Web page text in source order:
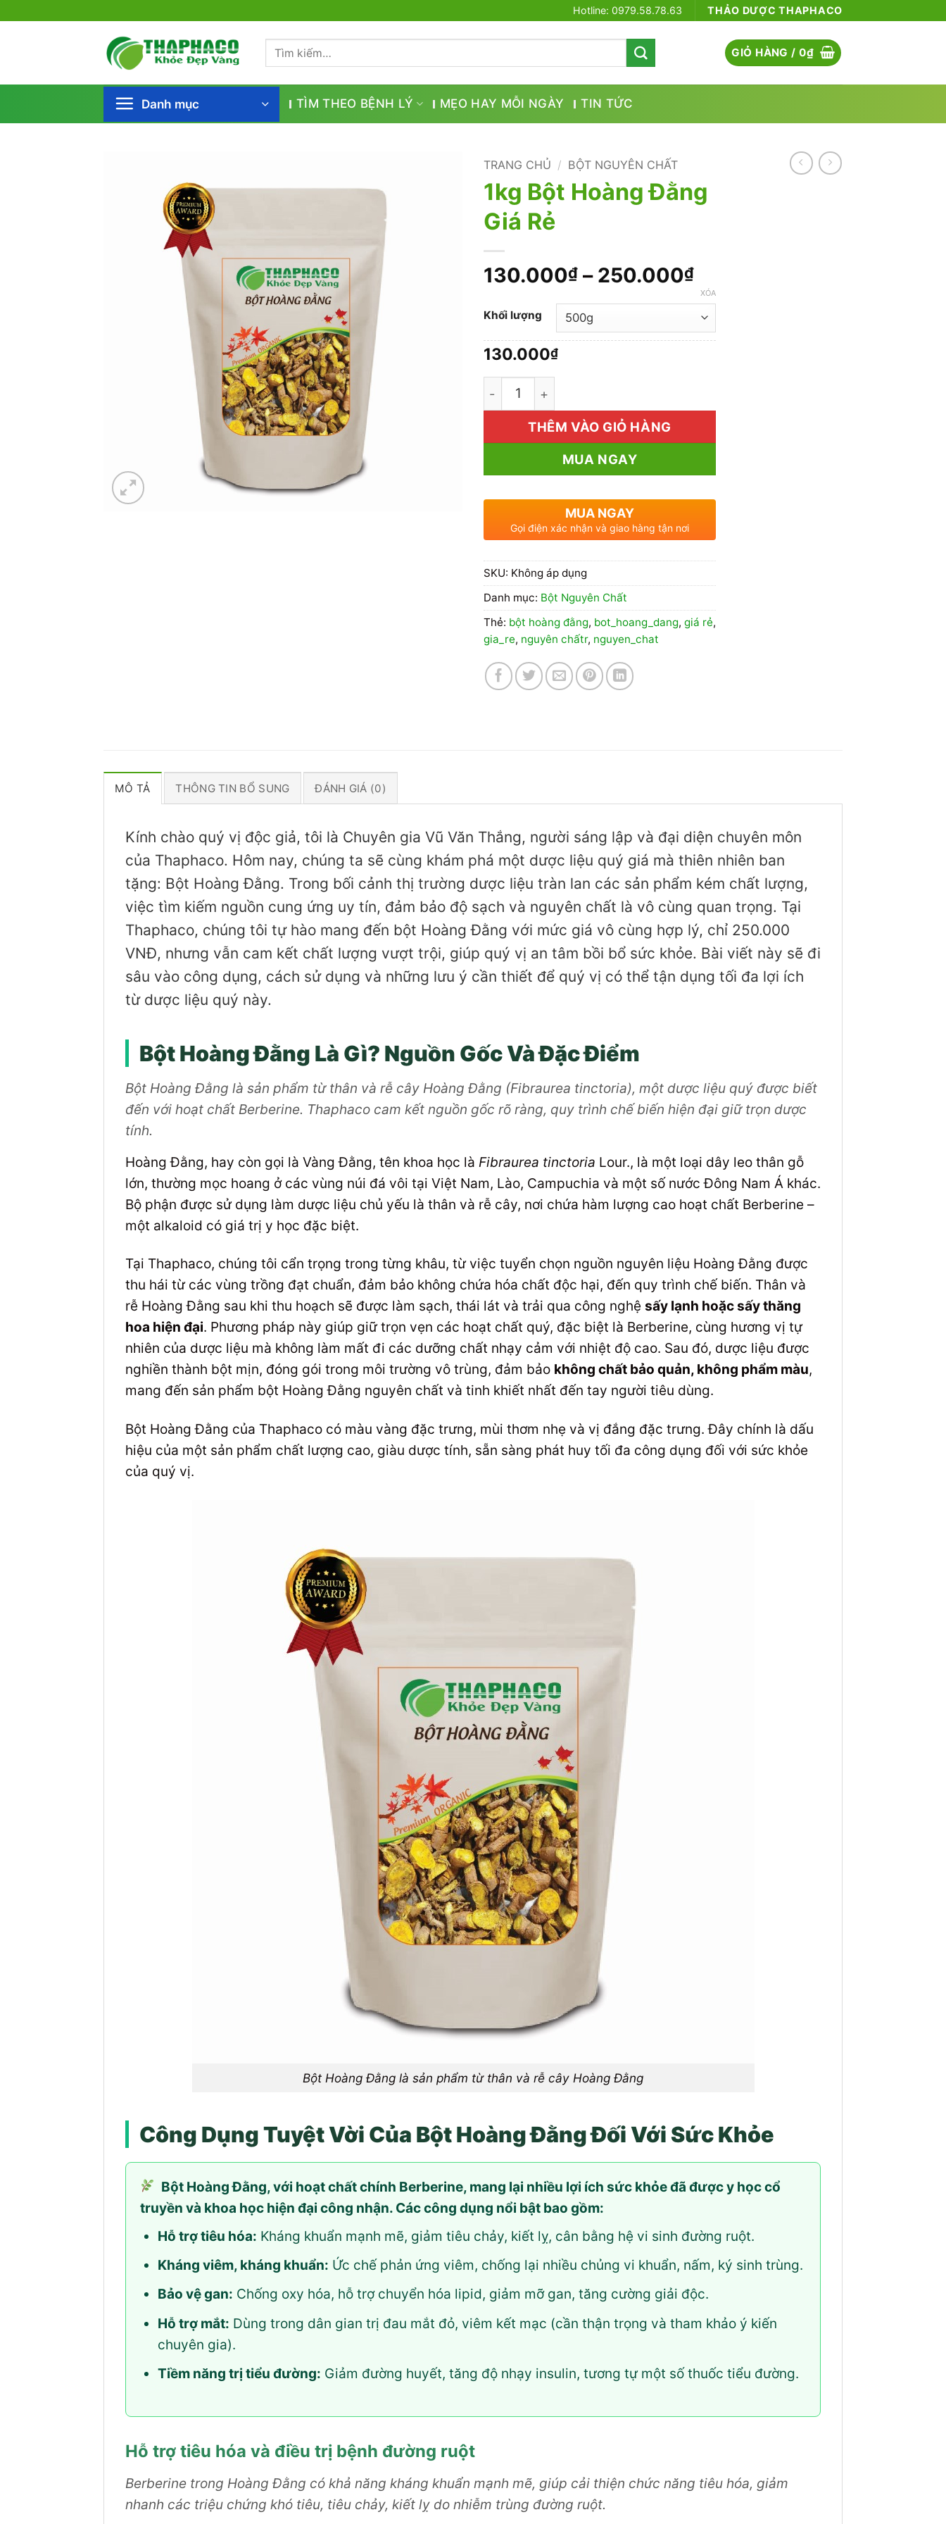
Hotline: 0979.58.78.63 THẢO DƯỢC THAPHACO
Tìm
GIỎ HÀNG /0₫
Danh mục TÌM THEO BỆNH LÝ MẸO HAY MỖI NGÀY TIN TỨC
TRANG CHỦ / BỘT NGUYÊN CHẤT
1kg Bột Hoàng Đằng
Giá Rẻ
130.000₫ – 250.000₫Khoảng
giá:
từ
130.000₫
Khối lượng
XÓA
130.000₫
1kg Bột Hoàng Đằng Giá Rẻ số lượng
THÊM VÀO GIỎ HÀNG
MUA NGAY
MUA NGAY
Gọi điện xác nhận và giao hàng tận nơi
SKU: Không áp dụng
Danh mục: Bột Nguyên Chất
Thẻ: bột hoàng đằng, bot_hoang_dang, giá rẻ,
gia_re, nguyên chấtr, nguyen_chat
MÔ TẢ THÔNG TIN BỔ SUNG ĐÁNH GIÁ (0)
Kính chào quý vị độc giả, tôi là Chuyên gia Vũ Văn Thắng, người sáng lập và đại diện chuyên môn
của Thaphaco. Hôm nay, chúng ta sẽ cùng khám phá một dược liệu quý giá mà thiên nhiên ban
tặng: Bột Hoàng Đằng. Trong bối cảnh thị trường dược liệu tràn lan các sản phẩm kém chất lượng,
việc tìm kiếm nguồn cung ứng uy tín, đảm bảo độ sạch và nguyên chất là vô cùng quan trọng. Tại
Thaphaco, chúng tôi tự hào mang đến bột Hoàng Đằng với mức giá vô cùng hợp lý, chỉ 250.000
VNĐ, nhưng vẫn cam kết chất lượng vượt trội, giúp quý vị an tâm bồi bổ sức khỏe. Bài viết này sẽ đi
sâu vào công dụng, cách sử dụng và những lưu ý cần thiết để quý vị có thể tận dụng tối đa lợi ích
từ dược liệu quý này.
Bột Hoàng Đằng Là Gì? Nguồn Gốc Và Đặc Điểm
Bột Hoàng Đằng là sản phẩm từ thân và rễ cây Hoàng Đằng (Fibraurea tinctoria), một dược liệu quý được biết
đến với hoạt chất Berberine. Thaphaco cam kết nguồn gốc rõ ràng, quy trình chế biến hiện đại giữ trọn dược
tính.
Hoàng Đằng, hay còn gọi là Vàng Đằng, tên khoa học là Fibraurea tinctoria Lour., là một loại dây leo thân gỗ
lớn, thường mọc hoang ở các vùng núi đá vôi tại Việt Nam, Lào, Campuchia và một số nước Đông Nam Á khác.
Bộ phận được sử dụng làm dược liệu chủ yếu là thân và rễ cây, nơi chứa hàm lượng cao hoạt chất Berberine –
một alkaloid có giá trị y học đặc biệt.
Tại Thaphaco, chúng tôi cẩn trọng trong từng khâu, từ việc tuyển chọn nguồn nguyên liệu Hoàng Đằng được
thu hái từ các vùng trồng đạt chuẩn, đảm bảo không chứa hóa chất độc hại, đến quy trình chế biến. Thân và
rễ Hoàng Đằng sau khi thu hoạch sẽ được làm sạch, thái lát và trải qua công nghệ sấy lạnh hoặc sấy thăng
hoa hiện đại. Phương pháp này giúp giữ trọn vẹn các hoạt chất quý, đặc biệt là Berberine, cùng hương vị tự
nhiên của dược liệu mà không làm mất đi các dưỡng chất nhạy cảm với nhiệt độ cao. Sau đó, dược liệu được
nghiền thành bột mịn, đóng gói trong môi trường vô trùng, đảm bảo không chất bảo quản, không phẩm màu,
mang đến sản phẩm bột Hoàng Đằng nguyên chất và tinh khiết nhất đến tay người tiêu dùng.
Bột Hoàng Đằng của Thaphaco có màu vàng đặc trưng, mùi thơm nhẹ và vị đắng đặc trưng. Đây chính là dấu
hiệu của một sản phẩm chất lượng cao, giàu dược tính, sẵn sàng phát huy tối đa công dụng đối với sức khỏe
của quý vị.
Bột Hoàng Đằng là sản phẩm từ thân và rễ cây Hoàng Đằng
Công Dụng Tuyệt Vời Của Bột Hoàng Đằng Đối Với Sức Khỏe
Bột Hoàng Đằng, với hoạt chất chính Berberine, mang lại nhiều lợi ích sức khỏe đã được y học cổ
truyền và khoa học hiện đại công nhận. Các công dụng nổi bật bao gồm:
Hỗ trợ tiêu hóa: Kháng khuẩn mạnh mẽ, giảm tiêu chảy, kiết lỵ, cân bằng hệ vi sinh đường ruột.
Kháng viêm, kháng khuẩn: Ức chế phản ứng viêm, chống lại nhiều chủng vi khuẩn, nấm, ký sinh trùng.
Bảo vệ gan: Chống oxy hóa, hỗ trợ chuyển hóa lipid, giảm mỡ gan, tăng cường giải độc.
Hỗ trợ mắt: Dùng trong dân gian trị đau mắt đỏ, viêm kết mạc (cần thận trọng và tham khảo ý kiến
chuyên gia).
Tiềm năng trị tiểu đường: Giảm đường huyết, tăng độ nhạy insulin, tương tự một số thuốc tiểu đường.
Hỗ trợ tiêu hóa và điều trị bệnh đường ruột
Berberine trong Hoàng Đằng có khả năng kháng khuẩn mạnh mẽ, giúp cải thiện chức năng tiêu hóa, giảm
nhanh các triệu chứng khó tiêu, tiêu chảy, kiết lỵ do nhiễm trùng đường ruột.